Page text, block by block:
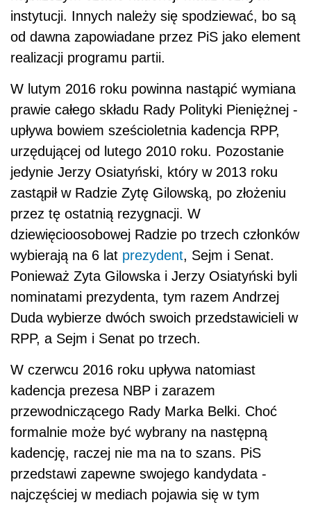
instytucji. Innych należy się spodziewać, bo są
od dawna zapowiadane przez PiS jako element
realizacji programu partii.
W lutym 2016 roku powinna nastąpić wymiana
prawie całego składu Rady Polityki Pieniężnej -
upływa bowiem sześcioletnia kadencja RPP,
urzędującej od lutego 2010 roku. Pozostanie
jedynie Jerzy Osiatyński, który w 2013 roku
zastąpił w Radzie Zytę Gilowską, po złożeniu
przez tę ostatnią rezygnacji. W
dziewięcioosobowej Radzie po trzech członków
wybierają na 6 lat prezydent, Sejm i Senat.
Ponieważ Zyta Gilowska i Jerzy Osiatyński byli
nominatami prezydenta, tym razem Andrzej
Duda wybierze dwóch swoich przedstawicieli w
RPP, a Sejm i Senat po trzech.
W czerwcu 2016 roku upływa natomiast
kadencja prezesa NBP i zarazem
przewodniczącego Rady Marka Belki. Choć
formalnie może być wybrany na następną
kadencję, raczej nie ma na to szans. PiS
przedstawi zapewne swojego kandydata -
najczęściej w mediach pojawia się w tym